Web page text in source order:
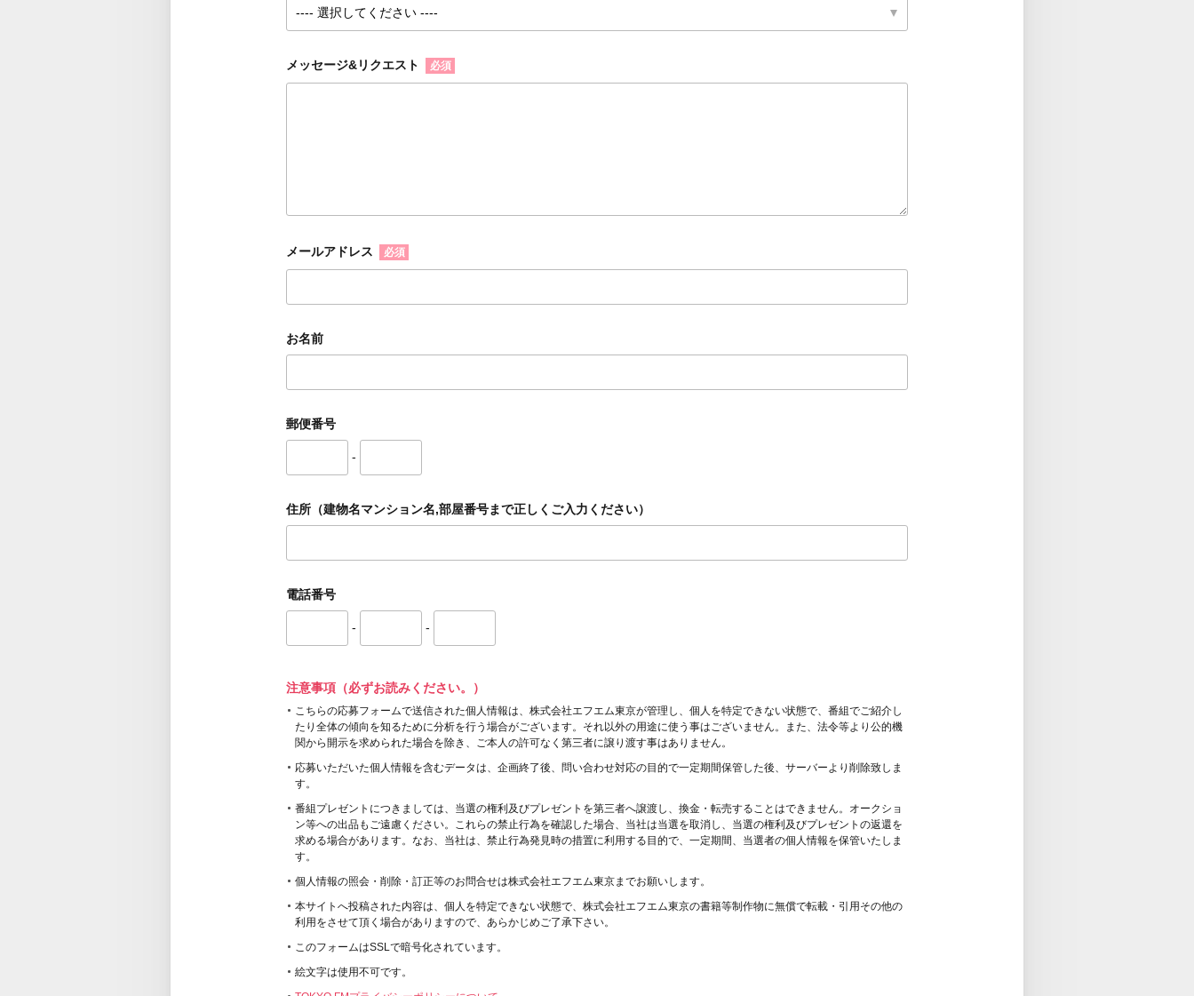
メッセージ&リクエスト 必須
メールアドレス 必須
お名前
郵便番号
-
住所（建物名マンション名,部屋番号まで正しくご入力ください）
電話番号
- -
注意事項（必ずお読みください。）
こちらの応募フォームで送信された個人情報は、株式会社エフエム東京が管理し、個人を特定できない状態で、番組でご紹介し
たり全体の傾向を知るために分析を行う場合がございます。それ以外の用途に使う事はございません。また、法令等より公的機
関から開示を求められた場合を除き、ご本人の許可なく第三者に譲り渡す事はありません。
応募いただいた個人情報を含むデータは、企画終了後、問い合わせ対応の目的で一定期間保管した後、サーバーより削除致しま
す。
番組プレゼントにつきましては、当選の権利及びプレゼントを第三者へ譲渡し、換金・転売することはできません。オークショ
ン等への出品もご遠慮ください。これらの禁止行為を確認した場合、当社は当選を取消し、当選の権利及びプレゼントの返還を
求める場合があります。なお、当社は、禁止行為発見時の措置に利用する目的で、一定期間、当選者の個人情報を保管いたしま
す。
個人情報の照会・削除・訂正等のお問合せは株式会社エフエム東京までお願いします。
本サイトへ投稿された内容は、個人を特定できない状態で、株式会社エフエム東京の書籍等制作物に無償で転載・引用その他の
利用をさせて頂く場合がありますので、あらかじめご了承下さい。
このフォームはSSLで暗号化されています。
絵文字は使用不可です。